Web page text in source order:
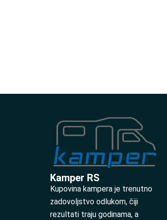
Kamper RS
Kupovina kampera je trenutno
zadovoljstvo odlukom, čiji
rezultati traju godinama, a